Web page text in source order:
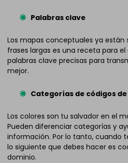
Palabras clave
Los mapas conceptuales ya están
frases largas es una receta para el
palabras clave precisas para
mejor.
Categorías de códigos
Los colores son tu salvador en el
Pueden diferenciar categorías y
información. Por lo tanto, cuando
lo siguiente que debes hacer es
dominio.